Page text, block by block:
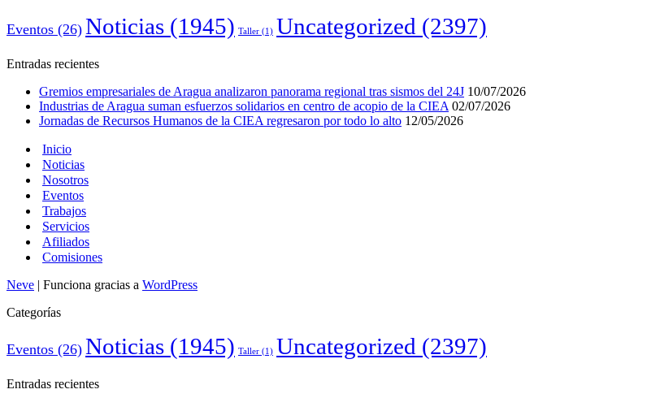
Eventos (26) Noticias (1945) Taller (1) Uncategorized (2397)
Entradas recientes
Gremios empresariales de Aragua analizaron panorama regional tras sismos del 24J 10/07/2026
Industrias de Aragua suman esfuerzos solidarios en centro de acopio de la CIEA 02/07/2026
Jornadas de Recursos Humanos de la CIEA regresaron por todo lo alto 12/05/2026
Inicio
Noticias
Nosotros
Eventos
Trabajos
Servicios
Afiliados
Comisiones
Neve | Funciona gracias a WordPress
Categorías
Eventos (26) Noticias (1945) Taller (1) Uncategorized (2397)
Entradas recientes